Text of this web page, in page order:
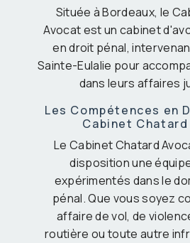
Située à Bordeaux, le
Avocat est un cabinet
en droit pénal,
Sainte-Eulalie pour
dans leurs affaires
Les Compétences en
Cabinet Chatard
Le Cabinet Chatard
disposition une
expérimentés dans le
pénal. Que vous soyez
affaire de vol, de
routière ou toute autre